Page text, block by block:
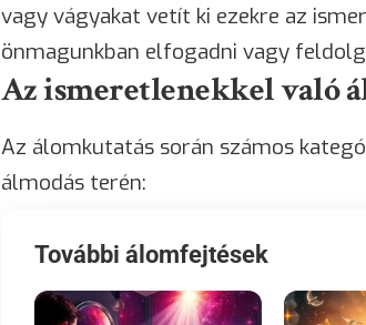
vagy vágyakat vetít ki ezekre az
önmagunkban elfogadni vagy
Az ismeretlenekkel való
Az álomkutatás során számos
álmodás terén:
További álomfejtések